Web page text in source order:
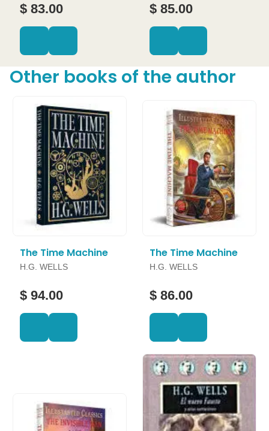
$ 83.00 $ 85.00
Other books of the author
The Time Machine
H.G. WELLS
$ 94.00
The Time Machine
H.G. WELLS
$ 86.00